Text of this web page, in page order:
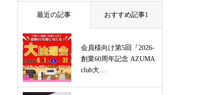
最近の記事 おすすめ記事1
会員様向け第5回『2026-
創業60周年記念 AZUMA
club大…